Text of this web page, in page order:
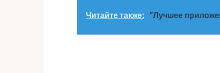
Читайте также: "Лучшее